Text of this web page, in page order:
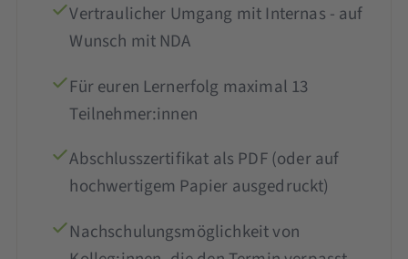
Vertraulicher Umgang mit Internas - auf
Wunsch mit NDA
Für euren Lernerfolg maximal 13
Teilnehmer:innen
Abschlusszertifikat als PDF (oder auf
hochwertigem Papier ausgedruckt)
Nachschulungsmöglichkeit von